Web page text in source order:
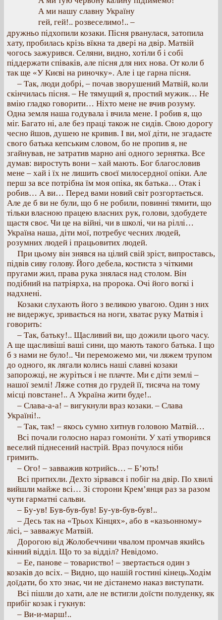
А ми нашу славну Україну
гей, гей!.. розвеселимо!.. –
дружньо підхопили козаки. Пісня рванулася, затопила
хату, пробилась крізь вїкна та двері на двір. Матвій
чогось зажурився. Селяни, видно, хотіли б і собі
піддержати співаків, але пісня для них нова. От коли б
так ще «У Києві на риночку». Але і це гарна пісня.
– Так, люди добрі, – почав зворушений Матвій, коли
скінчилась пісня. – Не тямущий я, простий мужик… Не
вмію гладко говорити… Ніхто мене не вчив розуму.
Одна земля наша годувала і вчила мене. І робив я, що
міг. Багато ні, але без праці також не сидів. Свою дорогу
чесно йшов, душею не кривив. І ви, мої діти, не згадаєте
свого батька кепським словом, бо не пропив я, не
згайнував, не затратив марно ані одного зернятка. Все
думав: виростуть вони – хай мають. Бог благословив
мене – хай і їх не лишить своєї милосердної опіки. Але
перш за все потрібна їм моя опіка, як батька… Отак і
робив… А ви… Перед вами новий світ розгортається.
Але де б ви не були, що б не робили, повинні тямити, що
тільки власною працею власних рук, голови, здобудете
щастя своє. Чи це на війні, чи в школі, чи на ріллі…
Україна наша, діти мої, потребує чесних людей,
розумних людей і працьовитих людей.
При цьому він знявся на цілий свій зріст, випроставсь,
підвів сиву голову. Його дебела, костиста з чіткими
пругами жил, права рука знялася над столом. Він
подібний на патріярха, на пророка. Очі його вогкі і
надхнені.
Козаки слухають його з великою увагою. Один з них
не видержує, зривається на ноги, хватає руку Матвія і
говорить:
– Так, батьку!.. Щасливий ви, що дожили цього часу.
А ще щасливіші ваші сини, що мають такого батька. І що
б з нами не було!.. Чи переможемо ми, чи ляжем трупом
до одного, як лягали колись наші славні козаки
запорожці, не журіться і не плачте. Ми є діти землі –
нашої землі! Ляже сотня до грудей її, тисяча на тому
місці повстане!.. А Україна жити буде!..
– Слава-а-а! – вигукнули враз козаки. – Слава
Україні!..
– Так, так! – якось сумно хитнув головою Матвій…
Всі почали голосно нараз гомоніти. У хаті утворився
веселий піднесений настрій. Враз почулося ніби
гримить.
– Ого! – завважив котрийсь… – Б’ють!
Всі притихли. Дехто зірвався і побіг на двір. По хвилі
вийшли майже всі… Зі сторони Крем’янця раз за разом
чути гарматні сальви.
– Бу-ув! Був-був-був! Бу-ув-був-був!..
– Десь так на «Трьох Кінцях», або в «казьонному»
лісі, – завважує Матвій.
Дорогою від Жолобеччини чвалом промчав якийсь
кінний відділ. Що то за відділ? Невідомо.
– Ее, панове – товариство! – звертається один з
козаків до всіх. – Видно, що нашій гостині кінець.Ходім
доїдати, бо хто знає, чи не дістанемо наказ виступати.
Всі пішли до хати, але не встигли доїсти полуденку, як
прибіг козак і гукнув:
– Ви-и-марш!..